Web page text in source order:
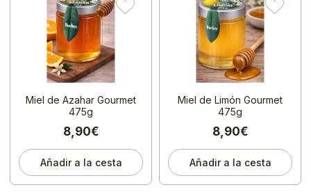
Miel de Azahar Gourmet
475g
8,90€
Añadir a la cesta
Miel de Limón Gourmet
475g
8,90€
Añadir a la cesta